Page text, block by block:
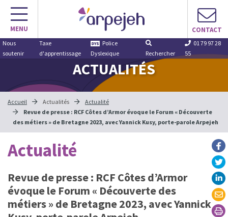
Aller
contenu
MENU CONTACT
Nous
soutenir
Taxe
d'apprentissage
Police
Dyslexique
Rechercher
01 79 97 28
55
ACTUALITÉS
Accueil Actualités
Actualité
Revue de presse : RCF Côtes d’Armor évoque le Forum « Découverte
des métiers » de Bretagne 2023, avec Yannick Kusy, porte-parole Arpejeh
Actualité
Revue de presse : RCF Côtes d’Armor
évoque le Forum « Découverte des
métiers » de Bretagne 2023, avec Yannick